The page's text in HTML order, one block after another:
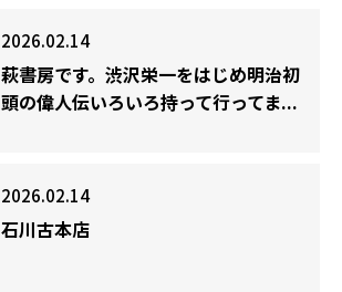
2026.02.14
萩書房です。渋沢栄一をはじめ明治初
頭の偉人伝いろいろ持って行ってま...
2026.02.14
石川古本店